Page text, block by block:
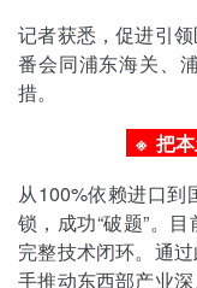
记者获悉，促进引
番会同浦东海关、
措。
※ 把本
从100%依赖进口
锁，成功“破题”。
完整技术闭环。通
手推动东西部产业